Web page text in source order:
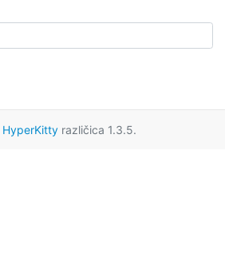
HyperKittyrazličica 1.3.5.